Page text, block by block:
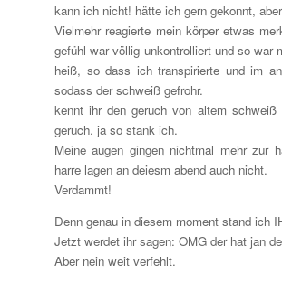
kann ich nicht! hätte ich gern gekonnt,
Vielmehr reagierte mein körper etwas
gefühl war völlig unkontrolliert und so war
heiß, so dass ich transpirierte und im
sodass der schweiß gefrohr.
kennt ihr den geruch von altem schweiß
geruch. ja so stank ich.
Meine augen gingen nichtmal mehr zur
harre lagen an deiesm abend auch nicht.
Verdammt!
Denn genau in diesem moment stand ich
Jetzt werdet ihr sagen: OMG der hat jan
Aber nein weit verfehlt.